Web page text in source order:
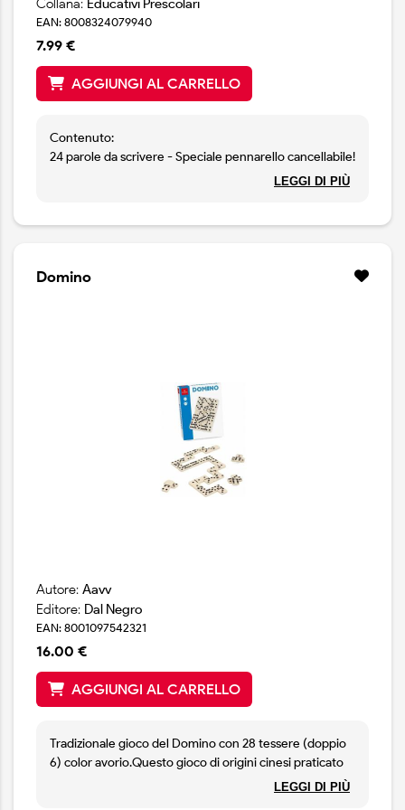
Collana: Educativi Prescolari
EAN: 8008324079940
7.99 €
AGGIUNGI AL CARRELLO
Contenuto:
24 parole da scrivere - Speciale pennarello cancellabile!
Associa lettere, immagini e parole e poi scrivi e riscrivi
LEGGI DI PIÙ
Domino
Autore: Aavv
Editore: Dal Negro
EAN: 8001097542321
16.00 €
AGGIUNGI AL CARRELLO
Tradizionale gioco del Domino con 28 tessere (doppio
6) color avorio.Questo gioco di origini cinesi praticato
da oltre 2 secoli, oggi è uno dei giochi più diffusi al
LEGGI DI PIÙ